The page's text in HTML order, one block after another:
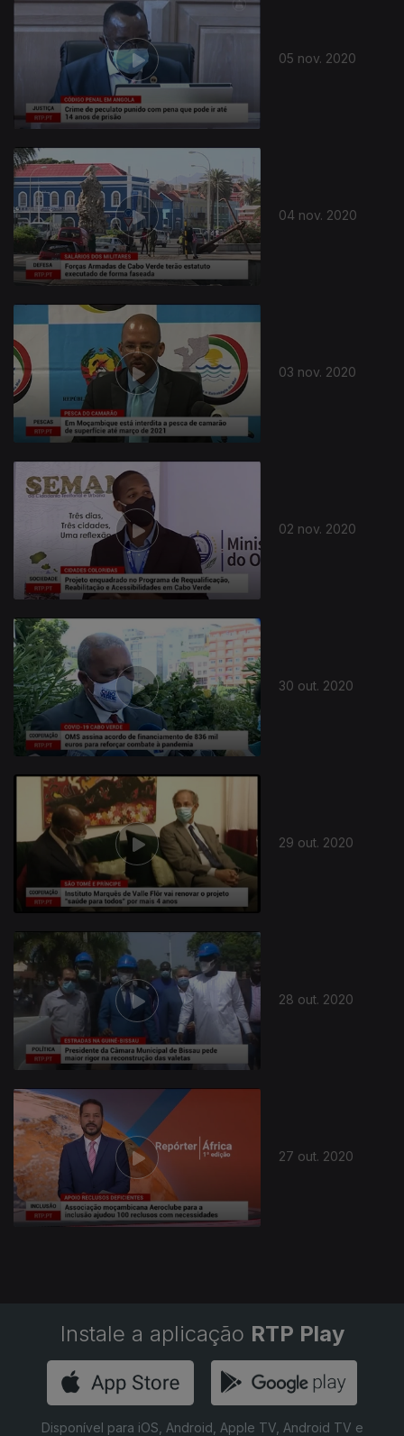
05 nov. 2020
04 nov. 2020
03 nov. 2020
02 nov. 2020
30 out. 2020
29 out. 2020
28 out. 2020
27 out. 2020
502014
Instale a aplicação RTP Play
Disponível para iOS, Android, Apple TV, Android TV e